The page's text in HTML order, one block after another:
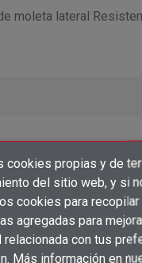
Añadir a la
Crear lista de
Nombre de la lista de
sesión
iniciar sesión para
cookies propias y de
del sitio web, y si
cookies para
agregadas para
relacionada con tus
Más información en
moleta lateral
Precio
Inicia sesión para ver